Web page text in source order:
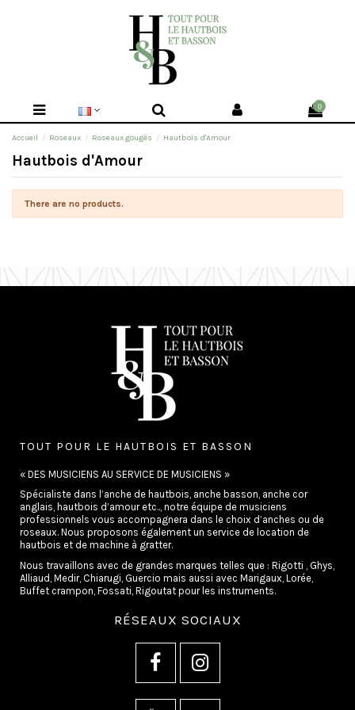
0
Accueil Roseaux Roseaux gougés Hautbois d'Amour
Hautbois d'Amour
There are no products.
TOUT POUR LE HAUTBOIS ET BASSON
« DES MUSICIENS AU SERVICE DE MUSICIENS »
Spécialiste dans l’anche de hautbois, anche basson, anche cor
anglais, hautbois d’amour etc.., notre équipe de musiciens
professionnels vous accompagnera dans le choix d’anches ou de
roseaux. Nous proposons également un service de location de
hautbois et de machine à gratter.
Nous travaillons avec de grandes marques telles que : Rigotti , Ghys,
Alliaud, Medir, Chiarugi, Guercio mais aussi avec Marigaux, Lorée,
Buffet crampon, Fossati, Rigoutat pour les instruments.
RÉSEAUX SOCIAUX